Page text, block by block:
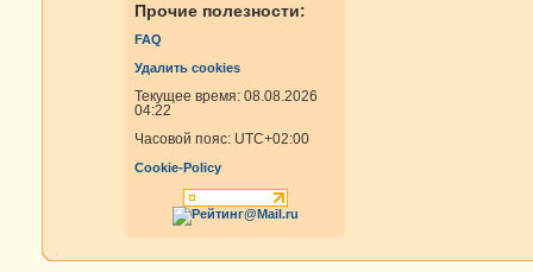
Прочие полезности:
FAQ
Удалить cookies
Текущее время: 08.08.2026
04:22
Часовой пояс: UTC+02:00
Cookie-Policy